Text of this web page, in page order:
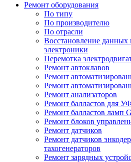
Ремонт оборудования
По типу
По производителю
По отрасли
Восстановление
электроники
Перемотка
Ремонт автоклавов
Ремонт
Ремонт
Ремонт анализаторов
Ремонт балластов для
Ремонт балластов ламп
Ремонт блоков
Ремонт датчиков
Ремонт датчиков
тахогенераторов
Ремонт зарядных